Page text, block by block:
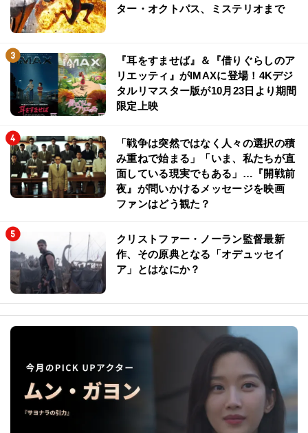
ター・オクトパス、ミステリオまで
『耳をすませば』＆『借りぐらしのア
リエッティ』がIMAXに登場！4Kデジ
タルリマスター版が10月23日より期間
限定上映
「戦争は突然ではなく人々の選択の積
み重ねで始まる」「いま、私たちが直
面している現実でもある」…『開戦前
夜』が問いかけるメッセージを映画
ファンはどう観た？
クリストファー・ノーラン監督最新
作、その原典となる「オデュッセイ
ア」とはなにか？